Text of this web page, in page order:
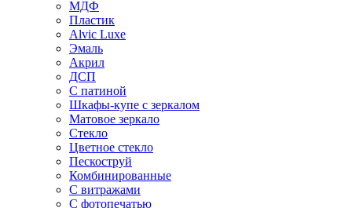
МДФ
Пластик
Alvic Luxe
Эмаль
Акрил
ДСП
С патиной
Шкафы-купе с зеркалом
Матовое зеркало
Стекло
Цветное стекло
Пескоструй
Комбинированные
С витражами
С фотопечатью